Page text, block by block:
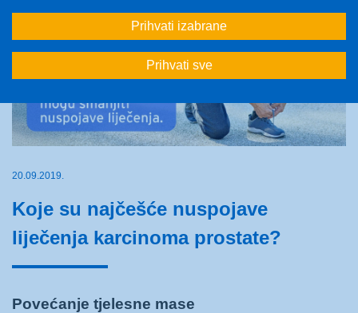
20.09.2019.
Koje su najčešće nuspojave
liječenja karcinoma prostate?
Povećanje tjelesne mase
Prihvati izabrane
Prihvati sve